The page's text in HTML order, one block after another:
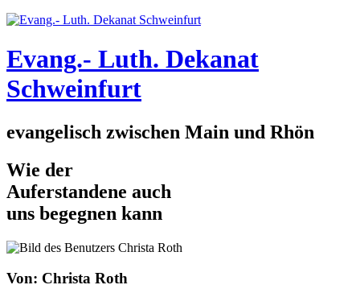
Evang.- Luth. Dekanat
Schweinfurt
evangelisch zwischen Main und Rhön
Wie der
Auferstandene auch
uns begegnen kann
Von: Christa Roth